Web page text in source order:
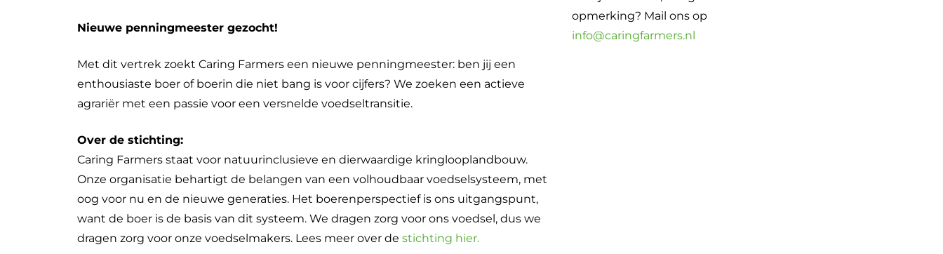
Nieuwe penningmeester gezocht!
Met dit vertrek zoekt Caring Farmers een nieuwe penningmeester: ben jij een
enthousiaste boer of boerin die niet bang is voor cijfers? We zoeken een actieve
agrariër met een passie voor een versnelde voedseltransitie.
Over de stichting:
Caring Farmers staat voor natuurinclusieve en dierwaardige kringlooplandbouw.
Onze organisatie behartigt de belangen van een volhoudbaar voedselsysteem, met
oog voor nu en de nieuwe generaties. Het boerenperspectief is ons uitgangspunt,
want de boer is de basis van dit systeem. We dragen zorg voor ons voedsel, dus we
dragen zorg voor onze voedselmakers. Lees meer over de stichting hier.
opmerking? Mail ons op
info@caringfarmers.nl